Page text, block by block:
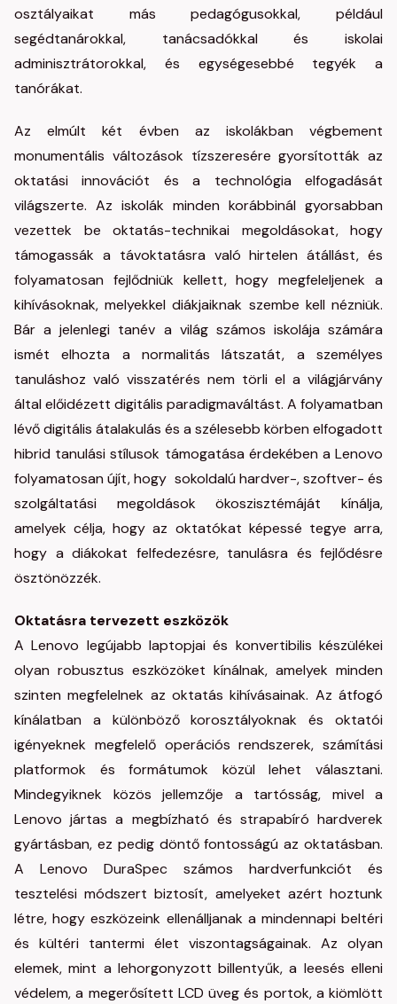
osztályaikat más pedagógusokkal, például
segédtanárokkal, tanácsadókkal és iskolai
adminisztrátorokkal, és egységesebbé tegyék a
tanórákat.
Az elmúlt két évben az iskolákban végbement
monumentális változások tízszeresére gyorsították az
oktatási innovációt és a technológia elfogadását
világszerte. Az iskolák minden korábbinál gyorsabban
vezettek be oktatás-technikai megoldásokat, hogy
támogassák a távoktatásra való hirtelen átállást, és
folyamatosan fejlődniük kellett, hogy megfeleljenek a
kihívásoknak, melyekkel diákjaiknak szembe kell nézniük.
Bár a jelenlegi tanév a világ számos iskolája számára
ismét elhozta a normalitás látszatát, a személyes
tanuláshoz való visszatérés nem törli el a világjárvány
által előidézett digitális paradigmaváltást. A folyamatban
lévő digitális átalakulás és a szélesebb körben elfogadott
hibrid tanulási stílusok támogatása érdekében a Lenovo
folyamatosan újít, hogy sokoldalú hardver-, szoftver- és
szolgáltatási megoldások ökoszisztémáját kínálja,
amelyek célja, hogy az oktatókat képessé tegye arra,
hogy a diákokat felfedezésre, tanulásra és fejlődésre
ösztönözzék.
Oktatásra tervezett eszközök
A Lenovo legújabb laptopjai és konvertibilis készülékei
olyan robusztus eszközöket kínálnak, amelyek minden
szinten megfelelnek az oktatás kihívásainak. Az átfogó
kínálatban a különböző korosztályoknak és oktatói
igényeknek megfelelő operációs rendszerek, számítási
platformok és formátumok közül lehet választani.
Mindegyiknek közös jellemzője a tartósság, mivel a
Lenovo jártas a megbízható és strapabíró hardverek
gyártásban, ez pedig döntő fontosságú az oktatásban.
A Lenovo DuraSpec számos hardverfunkciót és
tesztelési módszert biztosít, amelyeket azért hoztunk
létre, hogy eszközeink ellenálljanak a mindennapi beltéri
és kültéri tantermi élet viszontagságainak. Az olyan
elemek, mint a lehorgonyzott billentyűk, a leesés elleni
védelem, a megerősített LCD üveg és portok, a kiömlött